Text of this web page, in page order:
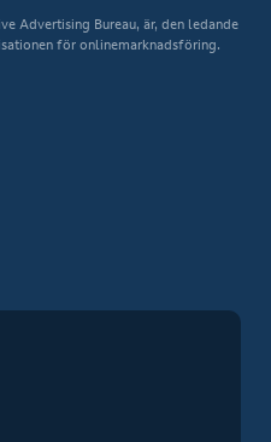
Advertising Bureau, är, den ledande
för onlinemarknadsföring.